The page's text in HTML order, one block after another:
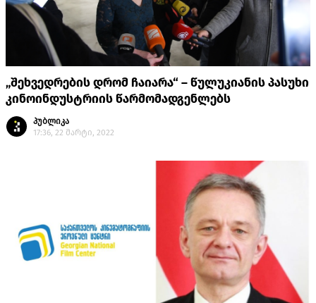
„შეხვედრების დრომ ჩაიარა“ – წულუკიანის პასუხი
კინოინდუსტრიის წარმომადგენლებს
პუბლიკა
17:36, 22 მარტი, 2022